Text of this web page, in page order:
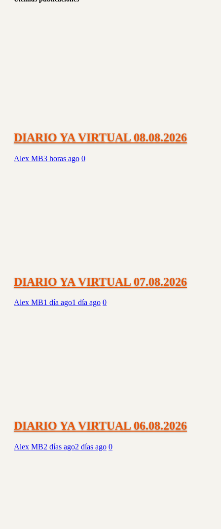
DIARIO YA VIRTUAL 08.08.2026
Alex MB3 horas ago 0
DIARIO YA VIRTUAL 07.08.2026
Alex MB1 día ago1 día ago 0
DIARIO YA VIRTUAL 06.08.2026
Alex MB2 días ago2 días ago 0